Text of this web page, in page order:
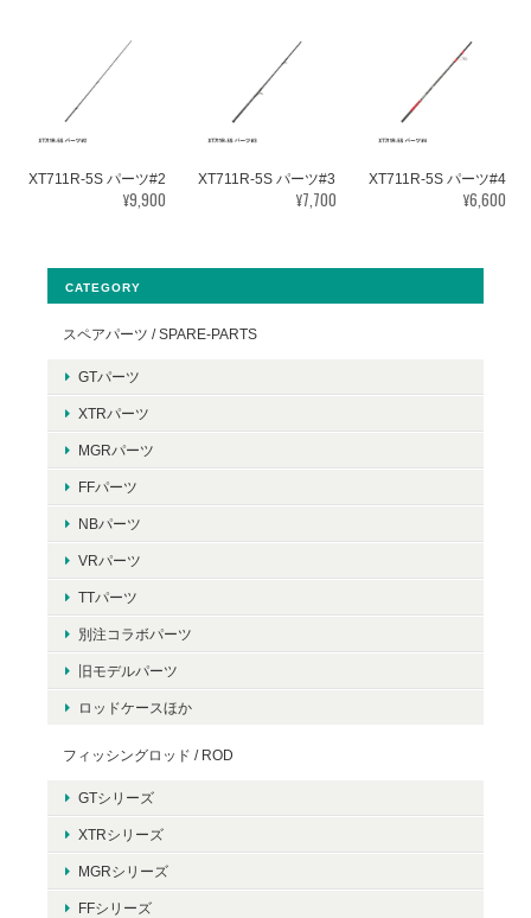
XT711R-5S パーツ#2
¥9,900
XT711R-5S パーツ#3
¥7,700
XT711R-5S パーツ#4
¥6,600
CATEGORY
スペアパーツ / SPARE-PARTS
GTパーツ
XTRパーツ
MGRパーツ
FFパーツ
NBパーツ
VRパーツ
TTパーツ
別注コラボパーツ
旧モデルパーツ
ロッドケースほか
フィッシングロッド / ROD
GTシリーズ
XTRシリーズ
MGRシリーズ
FFシリーズ